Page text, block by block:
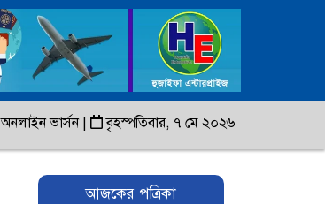
অনলাইন ভার্সন | বৃহস্পতিবার, ৭ মে ২০২৬
আজকের পত্রিকা